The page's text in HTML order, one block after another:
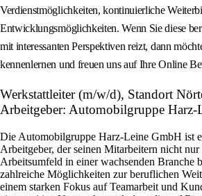
Verdienstmöglichkeiten, kontinuierliche
Entwicklungsmöglichkeiten. Wenn Sie diese
mit interessanten Perspektiven reizt, dann
kennenlernen und freuen uns auf Ihre Online
Werkstattleiter (m/w/d), Standort
Arbeitgeber: Automobilgruppe Harz-
Die Automobilgruppe Harz-Leine GmbH ist
Arbeitgeber, der seinen Mitarbeitern nicht nur
Arbeitsumfeld in einer wachsenden Branche
zahlreiche Möglichkeiten zur beruflichen
einem starken Fokus auf Teamarbeit und